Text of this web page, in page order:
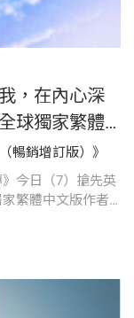
，在內心深
球獨家繁體
暢銷增訂版）》
今日（7）搶先英
繁體中文版作者
接受訪談的過程